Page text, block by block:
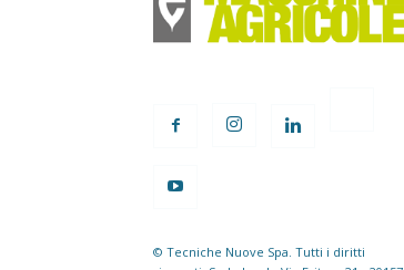
© Tecniche Nuove Spa. Tutti i diritti